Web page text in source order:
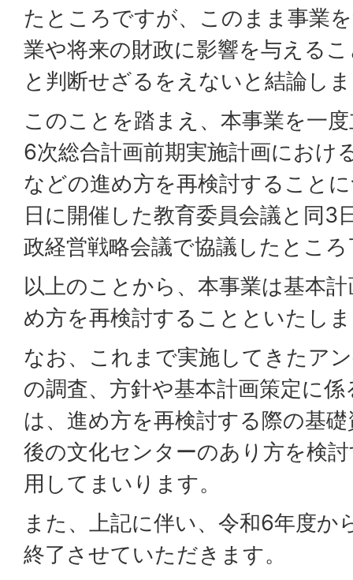
たところですが、このまま事業
業や将来の財政に影響を与える
と判断せざるをえないと結論し
このことを踏まえ、本事業を一
6次総合計画前期実施計画におけ
などの進め方を再検討すること
日に開催した教育委員会議と同3
政経営戦略会議で協議したとこ
以上のことから、本事業は基本
め方を再検討することといたし
なお、これまで実施してきたア
の調査、方針や基本計画策定に
は、進め方を再検討する際の基
後の文化センターのあり方を検
用してまいります。
また、上記に伴い、令和6年度か
終了させていただきます。